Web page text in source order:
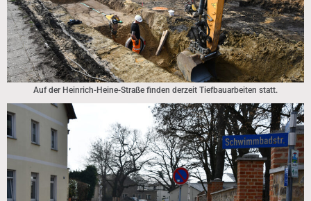
Auf der Heinrich-Heine-Straße finden derzeit Tiefbauarbeiten statt.